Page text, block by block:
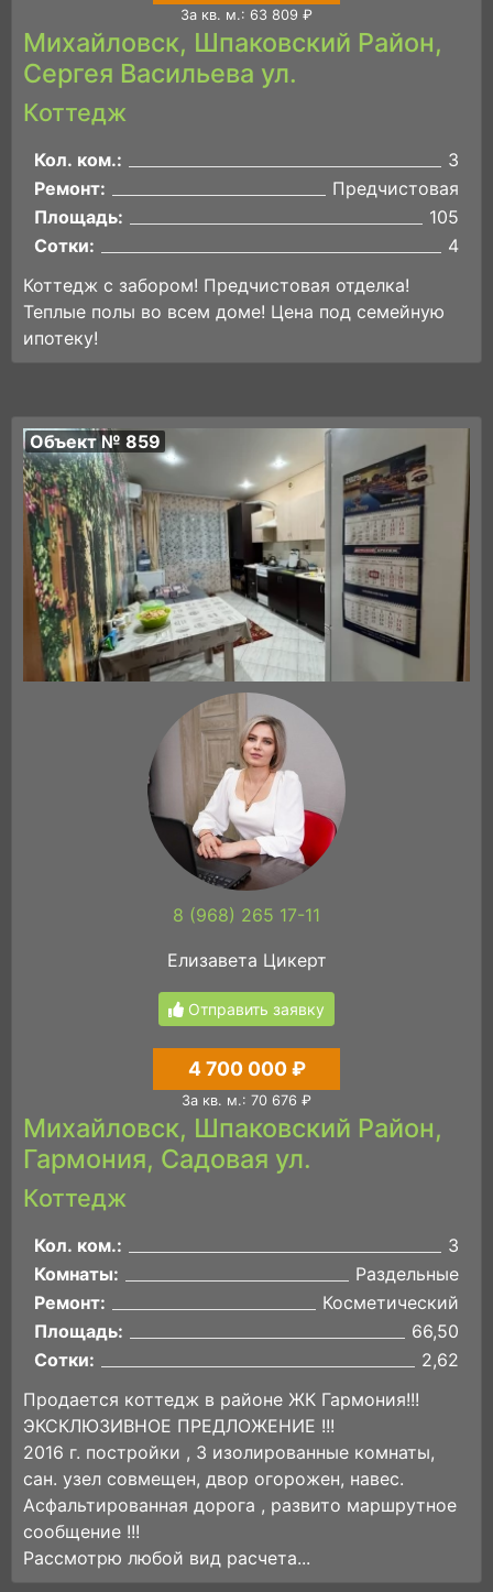
За кв. м.: 63 809 ₽
Михайловск, Шпаковский Район,
Сергея Васильева ул.
Коттедж
Кол. ком.:
3
Ремонт:
Предчистовая
Площадь:
105
Сотки:
4
Коттедж с забором! Предчистовая отделка!
Теплые полы во всем доме! Цена под семейную
ипотеку!
Объект № 859
8 (968) 265 17-11
Елизавета Цикерт
Отправить заявку
4 700 000 ₽
За кв. м.: 70 676 ₽
Михайловск, Шпаковский Район,
Гармония, Садовая ул.
Коттедж
Кол. ком.:
3
Комнаты:
Раздельные
Ремонт:
Косметический
Площадь:
66,50
Сотки:
2,62
Продается коттедж в районе ЖК Гармония!!!
ЭКСКЛЮЗИВНОЕ ПРЕДЛОЖЕНИЕ !!!
2016 г. постройки , 3 изолированные комнаты,
сан. узел совмещен, двор огорожен, навес.
Асфальтированная дорога , развито маршрутное
сообщение !!!
Рассмотрю любой вид расчета...